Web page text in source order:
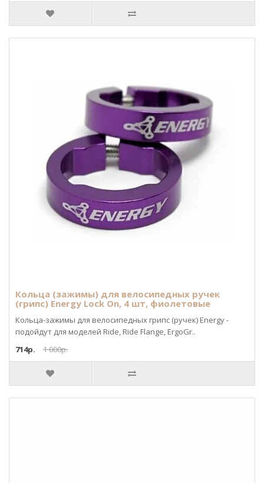
Кольца (зажимы) для велосипедных ручек
(грипс) Energy Lock On, 4 шт, фиолетовые
Кольца-зажимы для велосипедных грипс (ручек) Energy -
подойдут для моделей Ride, Ride Flange, ErgoGr..
714р.
1 000р.